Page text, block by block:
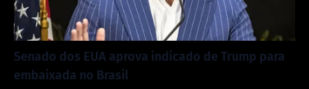
Senado dos EUA aprova indicado de Trump para
embaixada no Brasil